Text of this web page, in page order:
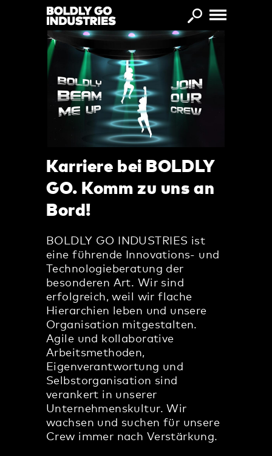
Direkt zum Inhalt
Karriere bei BOLDLY
GO. Komm zu uns an
Bord!
BOLDLY GO INDUSTRIES ist
eine führende Innovations- und
Technologieberatung der
besonderen Art. Wir sind
erfolgreich, weil wir flache
Hierarchien leben und unsere
Organisation mitgestalten.
Agile und kollaborative
Arbeitsmethoden,
Eigenverantwortung und
Selbstorganisation sind
verankert in unserer
Unternehmenskultur. Wir
wachsen und suchen für unsere
Crew immer nach Verstärkung.